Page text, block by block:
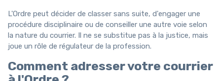
L'Ordre peut décider de classer sans suite, d'engager une
procédure disciplinaire ou de conseiller une autre voie selon
la nature du courrier. Il ne se substitue pas à la justice, mais
joue un rôle de régulateur de la profession.
Comment adresser votre courrier